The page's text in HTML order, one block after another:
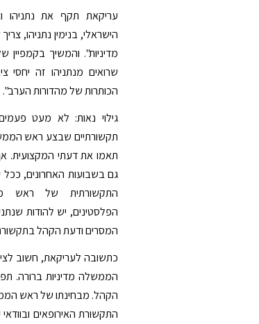
עריקאת תקף את
הישראלי, בנימין נתניהו,
מדיניות". והמשיך
שרואים מנתניהו זה יחסי
הכותרות של מהדורות הערב".
גילוי נאות: לא מעט
תקשורתיים שבצע ראש
תאמו את דעתי המקצועית.
גם בשבועות האחרונים,
התקשורתית של ראש
הפלסטינים, יש להודות
המסרים ודעת הקהל
כתשובה לעריקאת, חשוב
הממשלה מדיניות ברורה.
הקהל. מבחינתו של ראש
התקשורת האירופאים